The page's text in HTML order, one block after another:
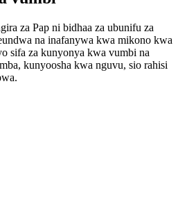
za Pap ni bidhaa za ubunifu za
na inafanywa kwa mikono kwa
sifa za kunyonya kwa vumbi na
kunyoosha kwa nguvu, sio rahisi